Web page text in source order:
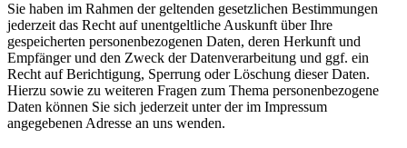
Sie haben im Rahmen der geltenden gesetzlichen Bestimmungen
jederzeit das Recht auf unentgeltliche Auskunft über Ihre
gespeicherten personenbezogenen Daten, deren Herkunft und
Empfänger und den Zweck der Datenverarbeitung und ggf. ein
Recht auf Berichtigung, Sperrung oder Löschung dieser Daten.
Hierzu sowie zu weiteren Fragen zum Thema personenbezogene
Daten können Sie sich jederzeit unter der im Impressum
angegebenen Adresse an uns wenden.